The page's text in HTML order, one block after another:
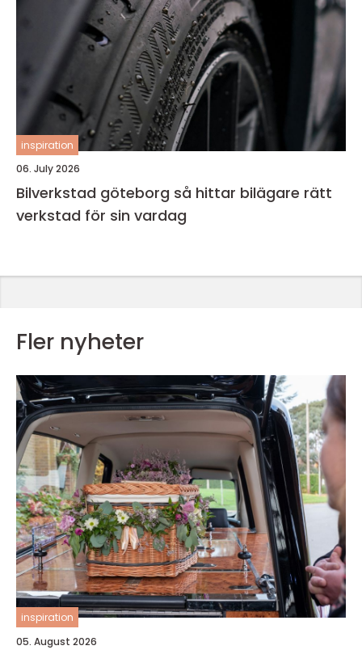
inspiration
06. July 2026
Bilverkstad göteborg så hittar bilägare rätt
verkstad för sin vardag
Fler nyheter
inspiration
05. August 2026